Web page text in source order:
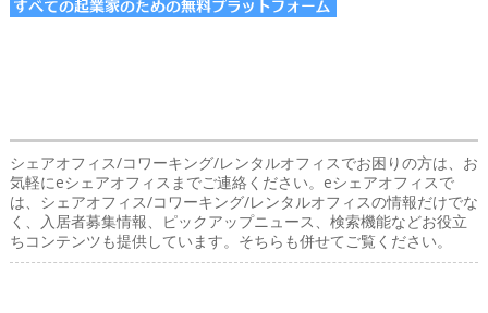
シェアオフィス/コワーキング/レンタルオフィスでお困りの方は、お
気軽にeシェアオフィスまでご連絡ください。eシェアオフィスで
は、シェアオフィス/コワーキング/レンタルオフィスの情報だけでな
く、入居者募集情報、ピックアップニュース、検索機能などお役立
ちコンテンツも提供しています。そちらも併せてご覧ください。